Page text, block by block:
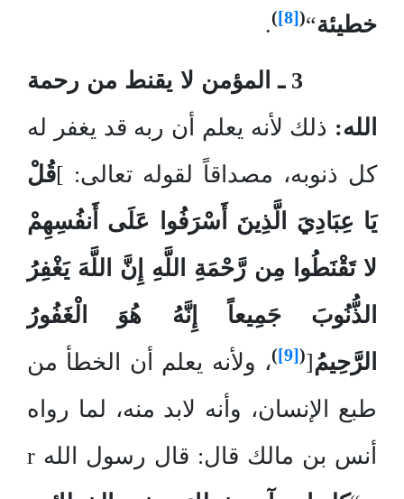
خطيئة“
(
[8]
)
.
3 ـ المؤمن لا يقنط من رحمة
الله: ذلك لأنه يعلم أن ربه قد يغفر له
كل ذنوبه، مصداقاً لقوله تعالى: ]قُلْ
يَا عِبَادِيَ الَّذِينَ أَسْرَفُوا عَلَى أَنفُسِهِمْ
لا تَقْنَطُوا مِن رَّحْمَةِ اللَّهِ إِنَّ اللَّهَ يَغْفِرُ
الذُّنُوبَ جَمِيعاً إِنَّهُ هُوَ الْغَفُورُ
الرَّحِيمُ[
(
[9]
)، ولأنه يعلم أن الخطأ من
طبع الإنسان، وأنه لابد منه، لما رواه
أنس بن مالك قال: قال رسول الله r